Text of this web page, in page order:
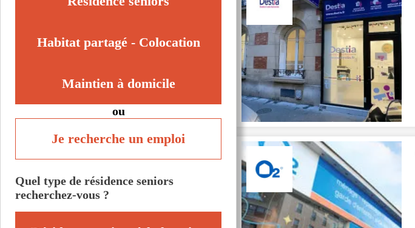
Habitat partagé - Colocation
Maintien à domicile
ou
Je recherche un emploi
Quel type de résidence seniors
recherchez-vous ?